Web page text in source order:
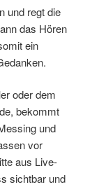
und regt die
das Hören
ein
oder dem
bekommt
und
vor
aus Live-
sichtbar und